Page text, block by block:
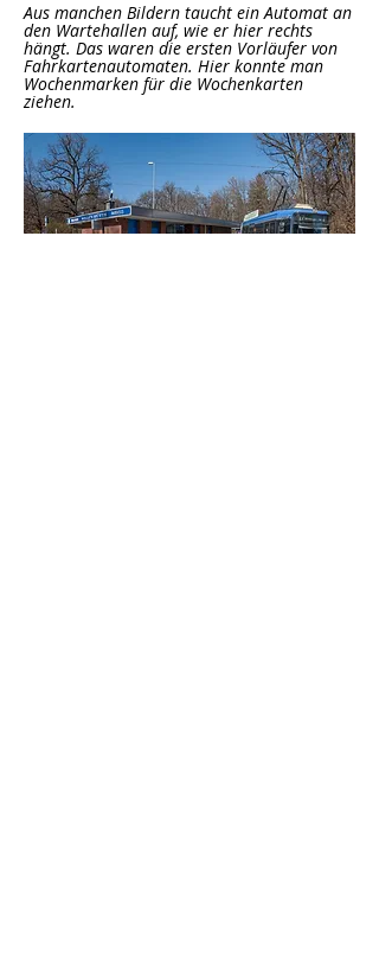
Aus manchen Bildern taucht ein Automat an
den Wartehallen auf, wie er hier rechts
hängt. Das waren die ersten Vorläufer von
Fahrkartenautomaten. Hier konnte man
Wochenmarken für die Wochenkarten
ziehen.